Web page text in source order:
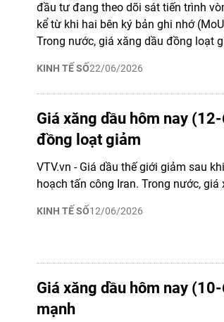
KINH TẾ SỐ22/06/2026
đầu tư đang theo dõi sát tiến trình
kể từ khi hai bên ký bản ghi nhớ
Trong nước, giá xăng dầu đồng loạt
Giá xăng dầu hôm nay
đồng loạt giảm
KINH TẾ SỐ12/06/2026
VTV.vn - Giá dầu thế giới giảm sau
hoạch tấn công Iran. Trong nước,
Giá xăng dầu hôm nay
mạnh